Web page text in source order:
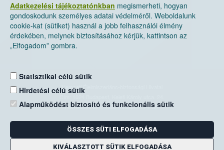
Adatkezelési tájékoztatónkban megismerheti, hogyan
gondoskodunk személyes adatai védelméről. Weboldalunk
cookie-kat (sütiket) használ a jobb felhasználói élmény
érdekében, melynek biztosításához kérjük, kattintson az
„Elfogadom” gombra.
Statisztikai célú sütik
Hirdetési célú sütik
Alapműködést biztosító és funkcionális sütik
ÖSSZES SÜTI ELFOGADÁSA
KIVÁLASZTOTT SÜTIK ELFOGADÁSA
Nemzeti Élelmiszerlánc-biztonsági Hivatal
Levelezési cím: 1525 Budapest. Pf. 30.
E-mail:ugyfelszolgalat@nebih.gov.hu
Zöld szám: 06-80/263-244